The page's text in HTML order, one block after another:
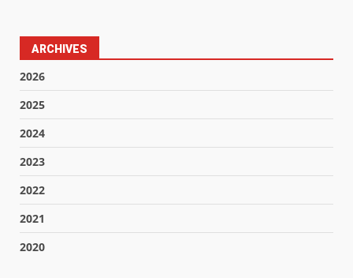
ARCHIVES
2026
2025
2024
2023
2022
2021
2020